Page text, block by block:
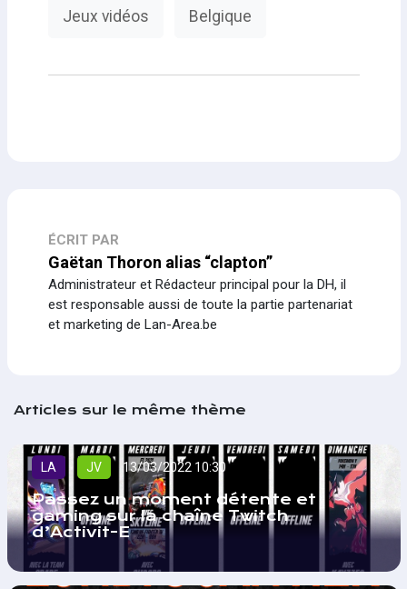
Jeux vidéos Belgique
ÉCRIT PAR
Gaëtan Thoron alias “clapton”
Administrateur et Rédacteur principal pour la DH, il
est responsable aussi de toute la partie partenariat
et marketing de Lan-Area.be
Articles sur le même thème
LA JV 13/03/2022 10:30
Passez un moment détente et
gaming sur la chaîne Twitch
d’Activit-E